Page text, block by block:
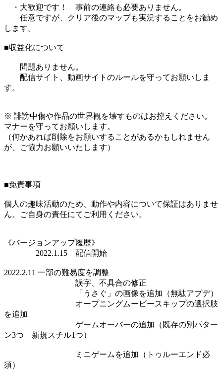
・大歓迎です！ 事前の連絡も必要ありません。
任意ですが、クリア後のマップも実況することをお勧め
します。
■収益化について
問題ありません。
配信サイト、動画サイトのルールを守ってお願いしま
す。
※ 誹謗中傷や作品の世界観を壊すものはお控えください。
マナーを守ってお願いします。
（何かあれば削除をお願いすることがあるかもしれません
が、ご協力お願いいたします）
■免責事項
個人の趣味活動のため、動作や内容について保証はありませ
ん。ご自身の責任にてご利用ください。
《バージョンアップ履歴》
2022.1.15 配信開始
2022.2.11 一部の難易度を調整
誤字、不具合の修正
「うさぐ」の画像を追加（無駄アプデ）
オープニングムービースキップの選択肢
を追加
ゲームオーバーの追加（既存の別パター
ン3つ 新規スチル1つ）
ミニゲームを追加（トゥルーエンド必
須）